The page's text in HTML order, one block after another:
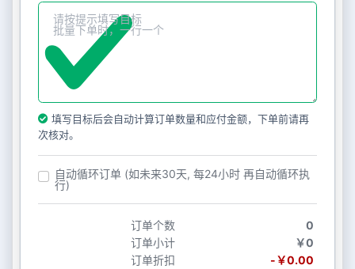
填写目标后会自动计算订单数量和应付金额，下单前请再
次核对。
自动循环订单 (如未来30天, 每24小时 再自动循环执
行)
订单个数
0
订单小计
￥0
订单折扣
-￥0.00